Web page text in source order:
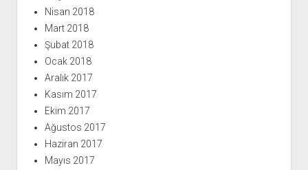
Nisan 2018
Mart 2018
Şubat 2018
Ocak 2018
Aralık 2017
Kasım 2017
Ekim 2017
Ağustos 2017
Haziran 2017
Mayıs 2017